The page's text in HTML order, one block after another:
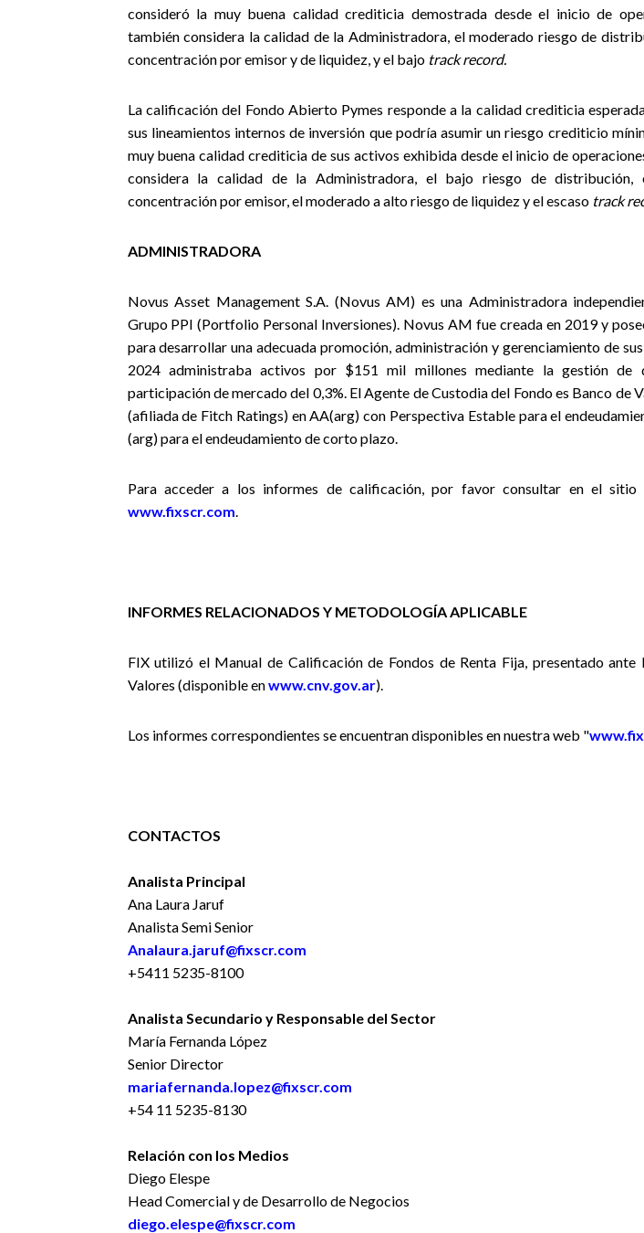
consideró la muy buena calidad crediticia demostrada desde el inicio de
también considera la calidad de la Administradora, el moderado riesgo de
concentración por emisor y de liquidez, y el bajo track record.
La calificación del Fondo Abierto Pymes responde a la calidad crediticia
sus lineamientos internos de inversión que podría asumir un riesgo crediticio
muy buena calidad crediticia de sus activos exhibida desde el inicio de
considera la calidad de la Administradora, el bajo riesgo de distribución,
concentración por emisor, el moderado a alto riesgo de liquidez y el escaso track
ADMINISTRADORA
Novus Asset Management S.A. (Novus AM) es una Administradora
Grupo PPI (Portfolio Personal Inversiones). Novus AM fue creada en 2019 y
para desarrollar una adecuada promoción, administración y gerenciamiento de
2024 administraba activos por $151 mil millones mediante la gestión de
participación de mercado del 0,3%. El Agente de Custodia del Fondo es Banco de
(afiliada de Fitch Ratings) en AA(arg) con Perspectiva Estable para el
(arg) para el endeudamiento de corto plazo.
Para acceder a los informes de calificación, por favor consultar en el
www.fixscr.com.
INFORMES RELACIONADOS Y METODOLOGÍA APLICABLE
FIX utilizó el Manual de Calificación de Fondos de Renta Fija, presentado ante
Valores (disponible enwww.cnv.gov.ar).
Los informes correspondientes se encuentran disponibles en nuestra web "
CONTACTOS
Analista Principal
Ana Laura Jaruf
Analista Semi Senior
Analaura.jaruf@fixscr.com
+5411 5235-8100
Analista Secundario y Responsable del Sector
María Fernanda López
Senior Director
mariafernanda.lopez@fixscr.com
+54 11 5235-8130
Relación con los Medios
Diego Elespe
Head Comercial y de Desarrollo de Negocios
diego.elespe@fixscr.com